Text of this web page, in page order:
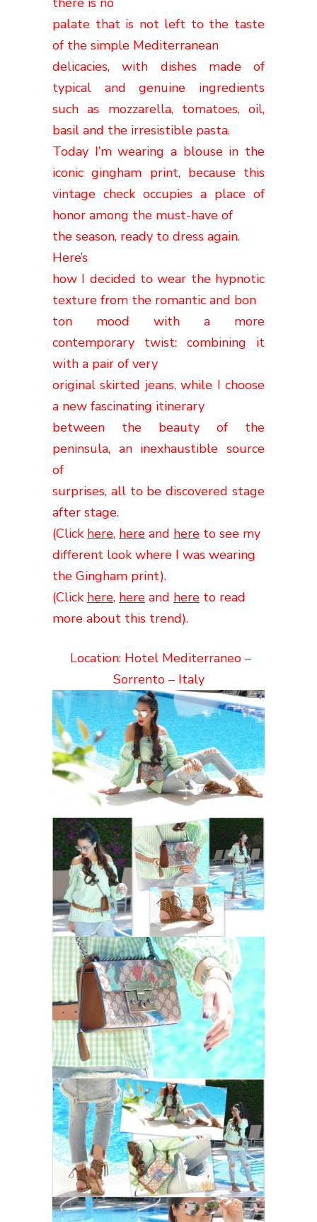
palate that is not left to the taste
of the simple Mediterranean
delicacies, with dishes made of
typical and genuine ingredients
such as mozzarella, tomatoes, oil,
basil and the irresistible pasta.
Today I’m wearing a blouse in the
iconic gingham print, because this
vintage check occupies a place of
honor among the must-have of
the season, ready to dress again.
Here’s
how I decided to wear the hypnotic
texture from the romantic and bon
ton mood with a more
contemporary twist: combining it
with a pair of very
original skirted jeans, while I choose
a new fascinating itinerary
between the beauty of the
peninsula, an inexhaustible source
of
surprises, all to be discovered stage
after stage.
(Click here, here and here to see my
different look where I was wearing
the Gingham print).
(Click here, here and here to read
more about this trend).
Location: Hotel Mediterraneo –
Sorrento – Italy